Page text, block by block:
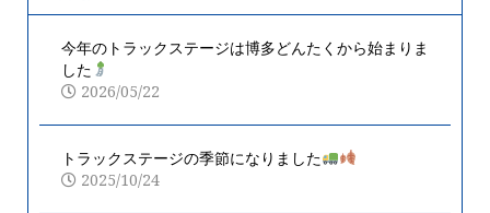
今年のトラックステージは博多どんたくから始まりま
した
2026/05/22
トラックステージの季節になりました
2025/10/24